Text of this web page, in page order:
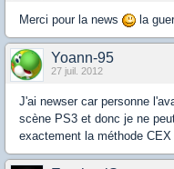
Merci pour la news la
Yoann-95
27 juil. 2012
J'ai newser car personne
scène PS3 et donc je ne
exactement la méthode